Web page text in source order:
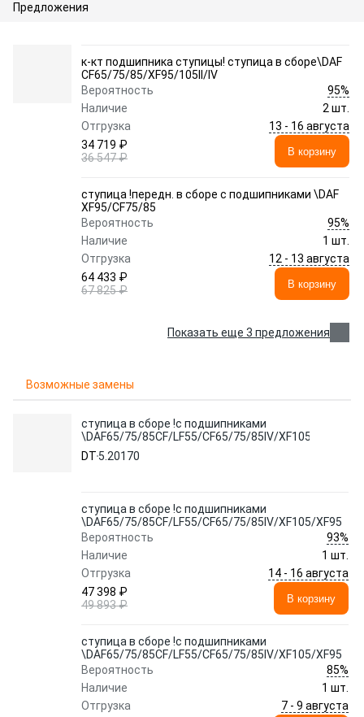
Предложения
к-кт подшипника ступицы! ступица в сборе\DAF
CF65/75/85/XF95/105II/IV
Вероятность
95%
Наличие
2 шт.
Отгрузка
13 - 16 августа
34 719 ₽
36 547 ₽
В корзину
ступица !передн. в сборе c подшипниками \DAF
XF95/CF75/85
Вероятность
95%
Наличие
1 шт.
Отгрузка
12 - 13 августа
64 433 ₽
67 825 ₽
В корзину
Показать еще 3 предложения
Возможные замены
ступица в сборе !с подшипниками
\DAF65/75/85CF/LF55/CF65/75/85IV/XF105/XF95
DT 5.20170
ступица в сборе !с подшипниками
\DAF65/75/85CF/LF55/CF65/75/85IV/XF105/XF95
Вероятность
93%
Наличие
1 шт.
Отгрузка
14 - 16 августа
47 398 ₽
49 893 ₽
В корзину
ступица в сборе !с подшипниками
\DAF65/75/85CF/LF55/CF65/75/85IV/XF105/XF95
Вероятность
85%
Наличие
1 шт.
Отгрузка
7 - 9 августа